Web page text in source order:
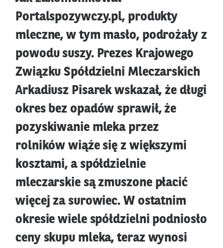
Portalspozywczy.pl, produkty
mleczne, w tym masło, podrożały z
powodu suszy. Prezes Krajowego
Związku Spółdzielni Mleczarskich
Arkadiusz Pisarek wskazał, że długi
okres bez opadów sprawił, że
pozyskiwanie mleka przez
rolników wiąże się z większymi
kosztami, a spółdzielnie
mleczarskie są zmuszone płacić
więcej za surowiec. W ostatnim
okresie wiele spółdzielni podniosło
ceny skupu mleka, teraz wynosi